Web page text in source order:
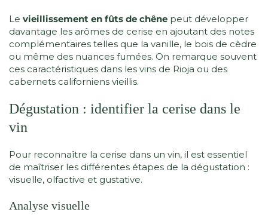
Le vieillissement en fûts de chêne peut développer
davantage les arômes de cerise en ajoutant des notes
complémentaires telles que la vanille, le bois de cèdre
ou même des nuances fumées. On remarque souvent
ces caractéristiques dans les vins de Rioja ou des
cabernets californiens vieillis.
Dégustation : identifier la cerise dans le
vin
Pour reconnaître la cerise dans un vin, il est essentiel
de maîtriser les différentes étapes de la dégustation :
visuelle, olfactive et gustative.
Analyse visuelle